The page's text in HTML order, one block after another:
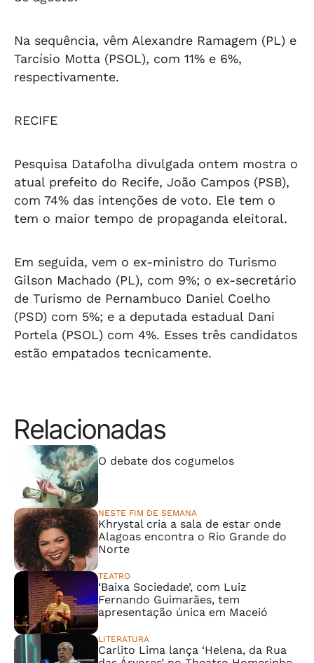
Na sequência, vêm Alexandre Ramagem (PL) e
Tarcísio Motta (PSOL), com 11% e 6%,
respectivamente.
RECIFE
Pesquisa Datafolha divulgada ontem mostra o
atual prefeito do Recife, João Campos (PSB),
com 74% das intenções de voto. Ele tem o
tem o maior tempo de propaganda eleitoral.
Em seguida, vem o ex-ministro do Turismo
Gilson Machado (PL), com 9%; o ex-secretário
de Turismo de Pernambuco Daniel Coelho
(PSD) com 5%; e a deputada estadual Dani
Portela (PSOL) com 4%. Esses três candidatos
estão empatados tecnicamente.
Relacionadas
O debate dos cogumelos
NESTE FIM DE SEMANA
Khrystal cria a sala de estar onde
Alagoas encontra o Rio Grande do
Norte
TEATRO
‘Baixa Sociedade’, com Luiz
Fernando Guimarães, tem
apresentação única em Maceió
LITERATURA
Carlito Lima lança ‘Helena, da Rua